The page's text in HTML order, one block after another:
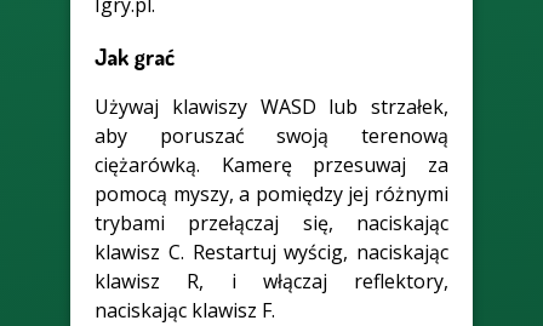
Jak grać
Używaj klawiszy WASD lub strzałek,
aby poruszać swoją terenową
ciężarówką. Kamerę przesuwaj za
pomocą myszy, a pomiędzy jej różnymi
trybami przełączaj się, naciskając
klawisz C. Restartuj wyścig, naciskając
klawisz R, i włączaj reflektory,
naciskając klawisz F.